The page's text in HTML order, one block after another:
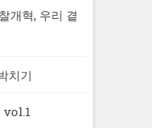
개혁, 우리 곁
치기
vol.1